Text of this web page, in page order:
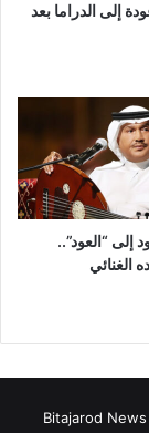
إلى الدراما بعد
إلى “العود”..
الغنائي
Bitajarod News